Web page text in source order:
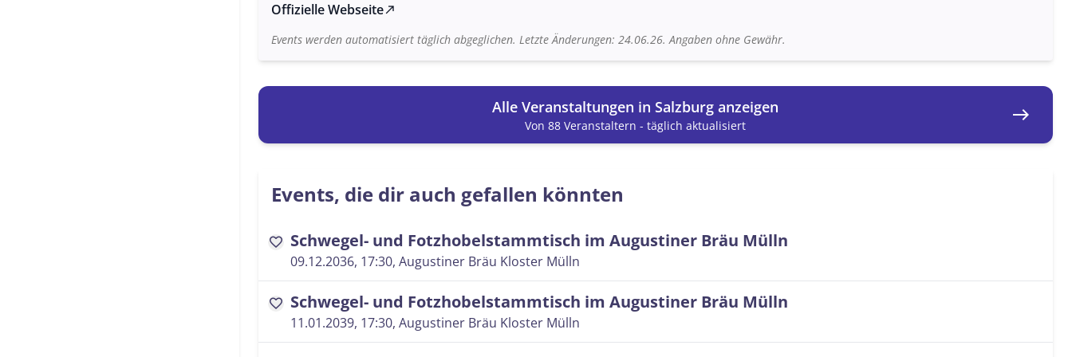
Offizielle Webseitenorth_east
Events werden automatisiert täglich abgeglichen. Letzte Änderungen: 24.06.26. Angaben ohne Gewähr.
Alle Veranstaltungen in Salzburg anzeigen
Von 88 Veranstaltern - täglich aktualisiert east
Events, die dir auch gefallen könnten
favorite Schwegel- und Fotzhobelstammtisch im Augustiner Bräu Mülln
09.12.2036, 17:30, Augustiner Bräu Kloster Mülln
favorite Schwegel- und Fotzhobelstammtisch im Augustiner Bräu Mülln
11.01.2039, 17:30, Augustiner Bräu Kloster Mülln